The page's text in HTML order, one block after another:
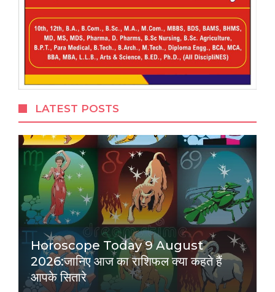
LATEST POSTS
Horoscope Today 9 August
2026:जानिए आज का राशिफल क्या कहते हैं
आपके सितारे